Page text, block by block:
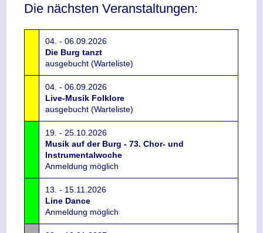
Die nächsten Veranstaltungen:
04. - 06.09.2026
Die Burg tanzt
ausgebucht (Warteliste)
04. - 06.09.2026
Live-Musik Folklore
ausgebucht (Warteliste)
19. - 25.10.2026
Musik auf der Burg - 73. Chor- und
Instrumentalwoche
Anmeldung möglich
13. - 15.11.2026
Line Dance
Anmeldung möglich